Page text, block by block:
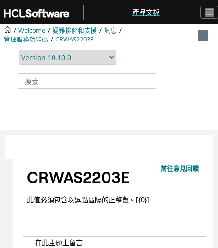
產品文檔
Welcome 疑難排解和支援
訊息
管理服務功能碼
CRWAS2203E
前往意見回饋
CRWAS2203E
此值必須包含以逗點區隔的正整數。[{0}]
在此主題上留言